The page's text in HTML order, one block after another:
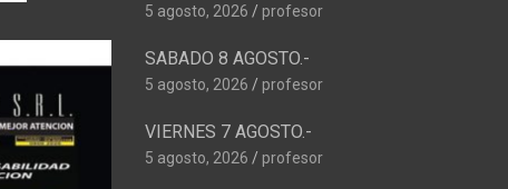
5 agosto, 2026 profesor
SABADO 8 AGOSTO.-
5 agosto, 2026 profesor
VIERNES 7 AGOSTO.-
5 agosto, 2026 profesor